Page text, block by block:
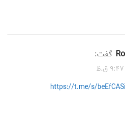
گفت:
https://t.me/s/